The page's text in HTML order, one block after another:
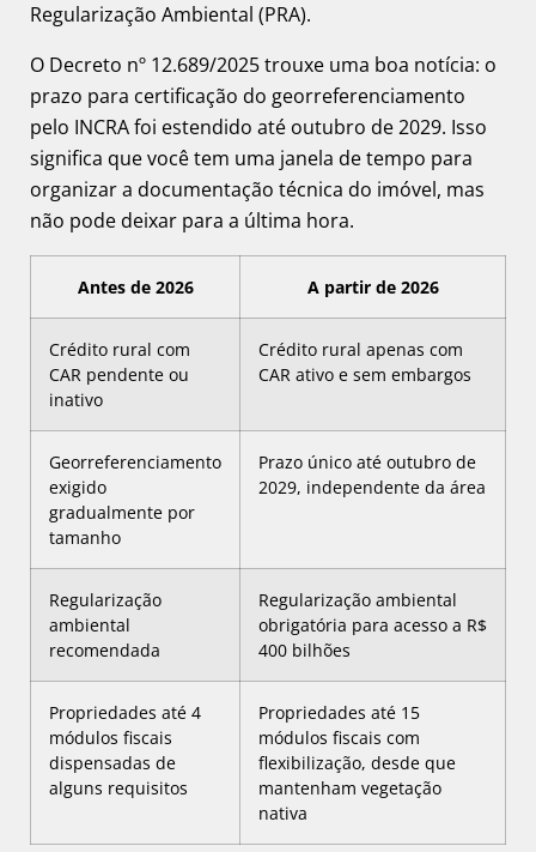
Regularização Ambiental (PRA).
O Decreto nº 12.689/2025 trouxe uma boa notícia: o
prazo para certificação do georreferenciamento
pelo INCRA foi estendido até outubro de 2029. Isso
significa que você tem uma janela de tempo para
organizar a documentação técnica do imóvel, mas
não pode deixar para a última hora.
Antes de 2026 A partir de 2026
Crédito rural com
CAR pendente ou
inativo
Crédito rural apenas com
CAR ativo e sem embargos
Georreferenciamento
exigido
gradualmente por
tamanho
Prazo único até outubro de
2029, independente da área
Regularização
ambiental
recomendada
Regularização ambiental
obrigatória para acesso a R$
400 bilhões
Propriedades até 4
módulos fiscais
dispensadas de
alguns requisitos
Propriedades até 15
módulos fiscais com
flexibilização, desde que
mantenham vegetação
nativa